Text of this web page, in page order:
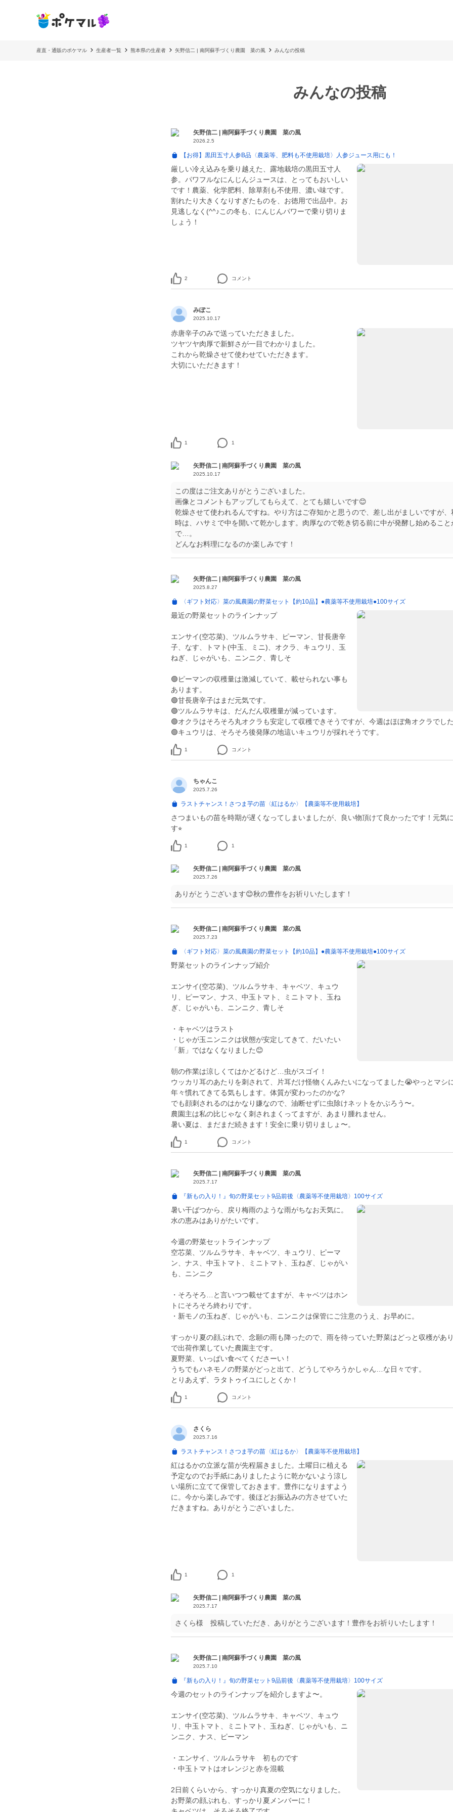
産直・通販のポケマル 生産者一覧 熊本県の生産者 矢野信二 | 南阿蘇手づくり農園 菜の風 みんなの投稿
みんなの投稿
矢野信二 | 南阿蘇手づくり農園 菜の風
2026.2.5
【お得】黒田五寸人参B品〈農薬等、肥料も不使用栽培〉人参ジュース用にも！
厳しい冷え込みを乗り越えた、露地栽培の黒田五寸人
参。パワフルなにんじんジュースは、とってもおいしい
です！農薬、化学肥料、除草剤も不使用、濃い味です。
割れたり大きくなりすぎたものを、お徳用で出品中。お
見逃しなく(^^♪この冬も、にんじんパワーで乗り切りま
しょう！
2 コメント
みぽこ
2025.10.17
赤唐辛子のみで送っていただきました。
ツヤツヤ肉厚で新鮮さが一目でわかりました。
これから乾燥させて使わせていただきます。
大切にいただきます！
1 1
矢野信二 | 南阿蘇手づくり農園 菜の風
2025.10.17
この度はご注文ありがとうございました。
画像とコメントもアップしてもらえて、とても嬉しいです😊
乾燥させて使われるんですね。やり方はご存知かと思うので、差し出がましいですが、
時は、ハサミで中を開いて乾かします。肉厚なので乾き切る前に中が発酵し始めるこ
で…。
どんなお料理になるのか楽しみです！
矢野信二 | 南阿蘇手づくり農園 菜の風
2025.8.27
〈ギフト対応〉菜の風農園の野菜セット【約10品】●農薬等不使用栽培●100サイズ
最近の野菜セットのラインナップ
エンサイ(空芯菜)、ツルムラサキ、ピーマン、甘長唐辛
子、なす、トマト(中玉、ミニ)、オクラ、キュウリ、玉
ねぎ、じゃがいも、ニンニク、青しそ
🟢ピーマンの収穫量は激減していて、載せられない事も
あります。
🟢甘長唐辛子はまだ元気です。
🟢ツルムラサキは、だんだん収穫量が減っています。
🟢オクラはそろそろ丸オクラも安定して収穫できそうですが、今週はほぼ角オクラでした
🟢キュウリは、そろそろ後発隊の地這いキュウリが採れそうです。
1 コメント
ちゃんこ
2025.7.26
ラストチャンス！さつま芋の苗〈紅はるか〉【農薬等不使用栽培】
さつまいもの苗を時期が遅くなってしまいましたが、良い物頂けて良かったです！元気
す⭐︎
1 1
矢野信二 | 南阿蘇手づくり農園 菜の風
2025.7.26
ありがとうございます😊秋の豊作をお祈りいたします！
矢野信二 | 南阿蘇手づくり農園 菜の風
2025.7.23
〈ギフト対応〉菜の風農園の野菜セット【約10品】●農薬等不使用栽培●100サイズ
野菜セットのラインナップ紹介
エンサイ(空芯菜)、ツルムラサキ、キャベツ、キュウ
リ、ピーマン、ナス、中玉トマト、ミニトマト、玉ね
ぎ、じゃがいも、ニンニク、青しそ
・キャベツはラスト
・じゃが玉ニンニクは状態が安定してきて、だいたい
「新」ではなくなりました😊
朝の作業は涼しくてはかどるけど…虫がスゴイ！
ウッカリ耳のあたりを刺されて、片耳だけ怪物くんみたいになってました😭やっとマシ
年々慣れてきてる気もします。体質が変わったのかな?
でも顔刺されるのはかなり嫌なので、油断せずに虫除けネットをかぶろう〜。
農園主は私の比じゃなく刺されまくってますが、あまり腫れません。
暑い夏は、まだまだ続きます！安全に乗り切りましょ〜。
1 コメント
矢野信二 | 南阿蘇手づくり農園 菜の風
2025.7.17
『新もの入り！』旬の野菜セット9品前後〈農薬等不使用栽培〉100サイズ
暑い干ばつから、戻り梅雨のような雨がちなお天気に。
水の恵みはありがたいです。
今週の野菜セットラインナップ
空芯菜、ツルムラサキ、キャベツ、キュウリ、ピーマ
ン、ナス、中玉トマト、ミニトマト、玉ねぎ、じゃがい
も、ニンニク
・そろそろ…と言いつつ載せてますが、キャベツはホン
トにそろそろ終わりです。
・新モノの玉ねぎ、じゃがいも、ニンニクは保管にご注意のうえ、お早めに。
すっかり夏の顔ぶれで、念願の雨も降ったので、雨を待っていた野菜はどっと収穫があ
で出荷作業していた農園主です。
夏野菜、いっぱい食べてくださーい！
うちでもハネモノの野菜がどっと出て、どうしてやろうかしゃん…な日々です。
1 コメント
さくら
2025.7.16
ラストチャンス！さつま芋の苗〈紅はるか〉【農薬等不使用栽培】
紅はるかの立派な苗が先程届きました。土曜日に植える
予定なのでお手紙にありましたように乾かないよう涼し
い場所に立てて保管しておきます。豊作になりますよう
に。今から楽しみです。後ほどお振込みの方させていた
だきますね。ありがとうございました。
1 1
矢野信二 | 南阿蘇手づくり農園 菜の風
2025.7.17
さくら様 投稿していただき、ありがとうございます！豊作をお祈りいたします！
矢野信二 | 南阿蘇手づくり農園 菜の風
2025.7.10
『新もの入り！』旬の野菜セット9品前後〈農薬等不使用栽培〉100サイズ
今週のセットのラインナップを紹介しますよ〜。
エンサイ(空芯菜)、ツルムラサキ、キャベツ、キュウ
リ、中玉トマト、ミニトマト、玉ねぎ、じゃがいも、ニ
ンニク、ナス、ピーマン
・エンサイ、ツルムラサキ 初ものです
・中玉トマトはオレンジと赤を混載
2日前くらいから、すっかり真夏の空気になりました。
お野菜の顔ぶれも、すっかり夏メンバーに！